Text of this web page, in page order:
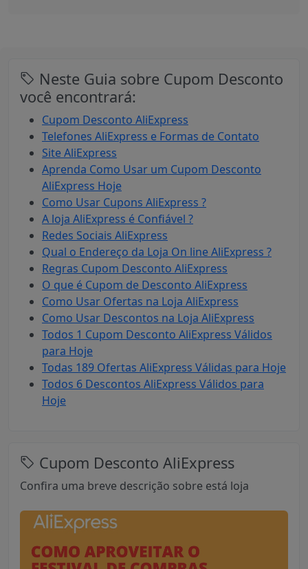
Neste Guia sobre Cupom Desconto
você encontrará:
Cupom Desconto AliExpress
Telefones AliExpress e Formas de Contato
Site AliExpress
Aprenda Como Usar um Cupom Desconto
AliExpress Hoje
Como Usar Cupons AliExpress ?
A loja AliExpress é Confiável ?
Redes Sociais AliExpress
Qual o Endereço da Loja On line AliExpress ?
Regras Cupom Desconto AliExpress
O que é Cupom de Desconto AliExpress
Como Usar Ofertas na Loja AliExpress
Como Usar Descontos na Loja AliExpress
Todos 1 Cupom Desconto AliExpress Válidos
para Hoje
Todas 189 Ofertas AliExpress Válidas para Hoje
Todos 6 Descontos AliExpress Válidos para
Hoje
Cupom Desconto AliExpress
Confira uma breve descrição sobre está loja